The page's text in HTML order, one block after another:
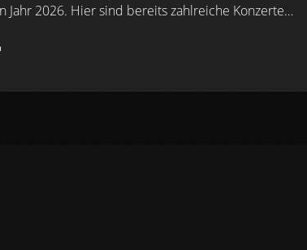
Jahr 2026. Hier sind bereits zahlreiche Konzerte…